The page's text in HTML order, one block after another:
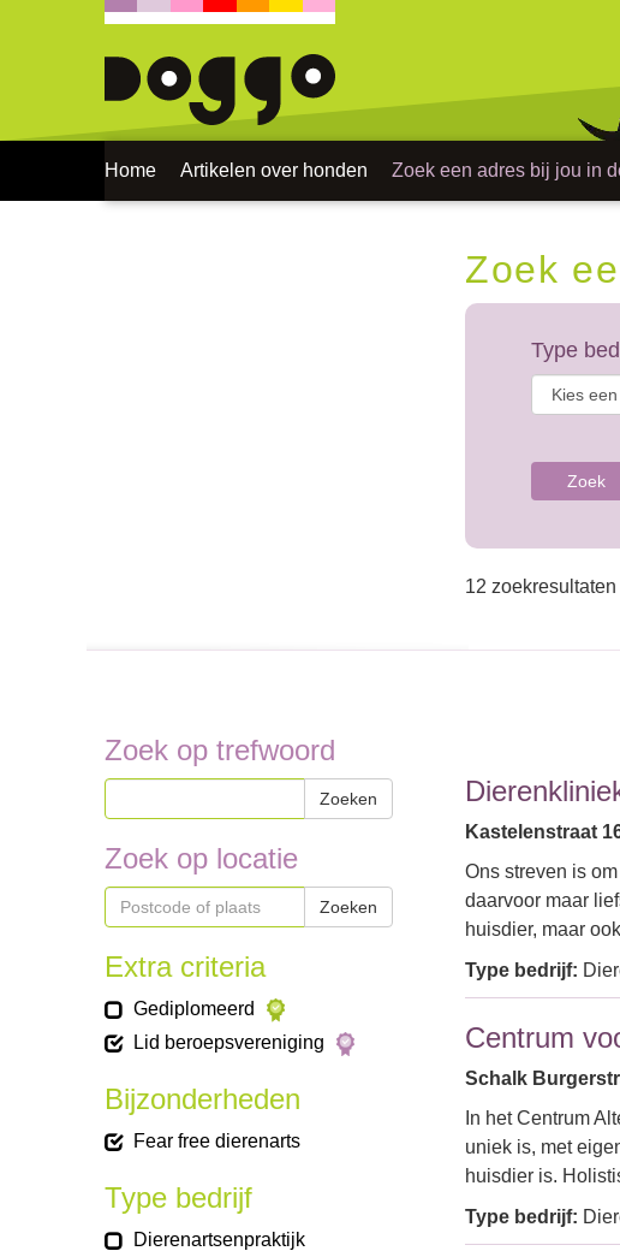
Home Artikelen over honden Zoek een adres bij jou in
Zoek
Type
Zoek
12
Zoek op trefwoord
Zoeken
Zoek op locatie
Zoeken
Extra criteria
Gediplomeerd
Lid beroepsvereniging
Bijzonderheden
Fear free dierenarts
Type bedrijf
Dierenartsenpraktijk
Kastelenstraat
Ons streven is
daarvoor maar
huisdier, maar
Type bedrijf:
Centrum
Schalk
In het Centrum
uniek is, met
huisdier is.
Type bedrijf: